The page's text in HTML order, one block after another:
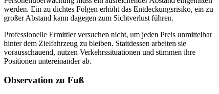
werden. Ein zu dichtes Folgen erhöht das Entdeckungsrisiko, ein zu
großer Abstand kann dagegen zum Sichtverlust führen.
Professionelle Ermittler versuchen nicht, um jeden Preis unmittelbar
hinter dem Zielfahrzeug zu bleiben. Stattdessen arbeiten sie
vorausschauend, nutzen Verkehrssituationen und stimmen ihre
Positionen untereinander ab.
Observation zu Fuß